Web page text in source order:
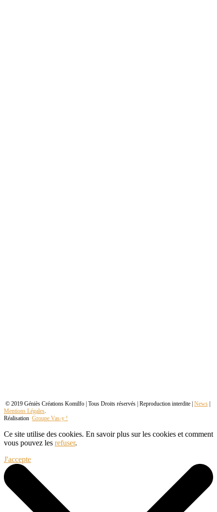
© 2019 Géniès Créations Komilfo | Tous Droits réservés | Reproduction interdite | News |
Mentions Légales
Réalisation Groupe Vas-y !
Ce site utilise des cookies. En savoir plus sur les cookies et comment
vous pouvez les refuser.
J'accepte